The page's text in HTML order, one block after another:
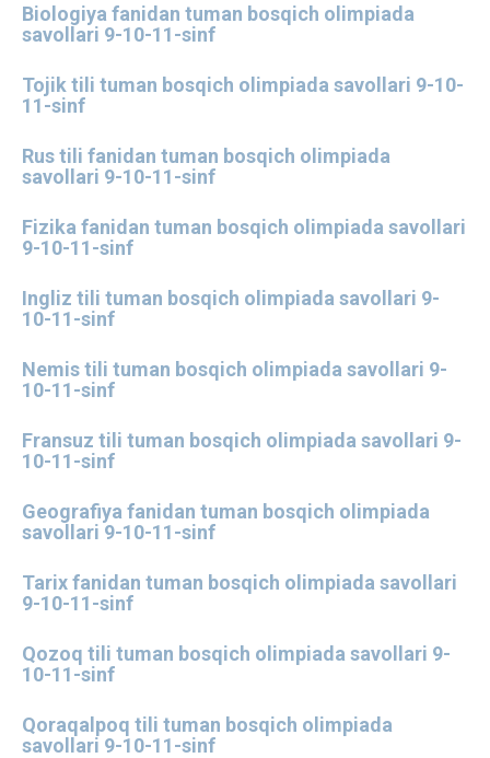
Biologiya fanidan tuman bosqich olimpiada
savollari 9-10-11-sinf
Tojik tili tuman bosqich olimpiada savollari 9-10-
11-sinf
Rus tili fanidan tuman bosqich olimpiada
savollari 9-10-11-sinf
Fizika fanidan tuman bosqich olimpiada savollari
9-10-11-sinf
Ingliz tili tuman bosqich olimpiada savollari 9-
10-11-sinf
Nemis tili tuman bosqich olimpiada savollari 9-
10-11-sinf
Fransuz tili tuman bosqich olimpiada savollari 9-
10-11-sinf
Geografiya fanidan tuman bosqich olimpiada
savollari 9-10-11-sinf
Tarix fanidan tuman bosqich olimpiada savollari
9-10-11-sinf
Qozoq tili tuman bosqich olimpiada savollari 9-
10-11-sinf
Qoraqalpoq tili tuman bosqich olimpiada
savollari 9-10-11-sinf